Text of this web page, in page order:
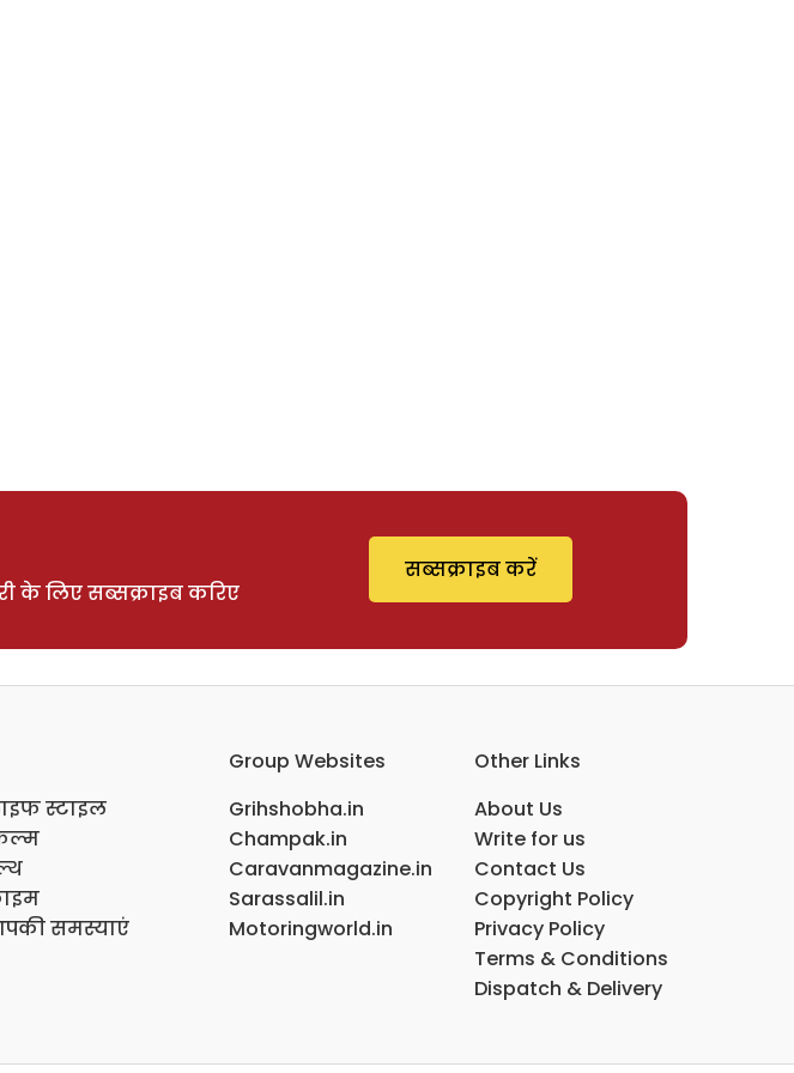
के लिए सब्सक्राइब करिए
सब्सक्राइब करें
स्टाइल
समस्याएं
Group Websites
Grihshobha.in
Champak.in
Caravanmagazine.in
Sarassalil.in
Motoringworld.in
Other Links
About Us
Write for us
Contact Us
Copyright Policy
Privacy Policy
Terms & Conditions
Dispatch & Delivery